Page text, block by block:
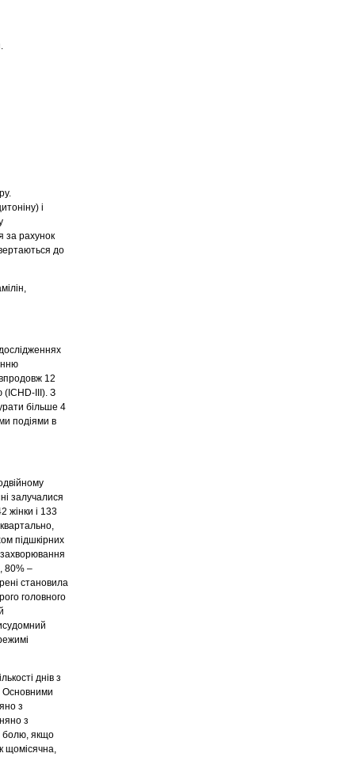
і
за рахунок
до
12
ІІІ). З
більше 4
подіями в
залучалися
жінки і 133
підшкірних
захворювання
80% –
становила
головного
днів з
Основними
з
з
болю, якщо
щомісячна,